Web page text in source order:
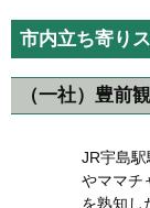
市内立ち寄り
（一社）豊前
JR宇島
やママチ
を熟知し